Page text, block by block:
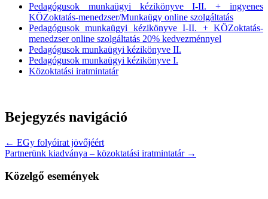
Pedagógusok munkaügyi kézikönyve I-II. + ingyenes
KÖZoktatás-menedzser/Munkaügy online szolgáltatás
Pedagógusok munkaügyi kézikönyve I-II. + KÖZoktatás-
menedzser online szolgáltatás 20% kedvezménnyel
Pedagógusok munkaügyi kézikönyve II.
Pedagógusok munkaügyi kézikönyve I.
Közoktatási iratmintatár
Bejegyzés navigáció
← EGy folyóirat jövőjéért
Partnerünk kiadványa – közoktatási iratmintatár →
Közelgő események